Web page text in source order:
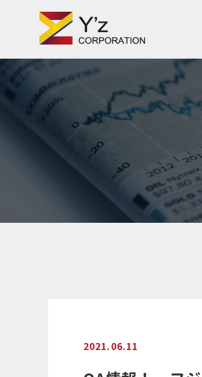
Skip
content
TV番組・企業PR動画・Web動画制作の
2021.06.11